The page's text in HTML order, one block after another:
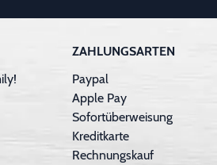
ZAHLUNGSARTEN
Paypal
Apple Pay
Sofortüberweisung
Kreditkarte
Rechnungskauf